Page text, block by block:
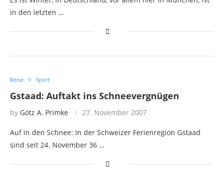
in den letzten …
Reise Sport
Gstaad: Auftakt ins Schneevergnügen
by Götz A. Primke 27. November 2007
Auf in den Schnee: In der Schweizer Ferienregion Gstaad
sind seit 24. November 36 …